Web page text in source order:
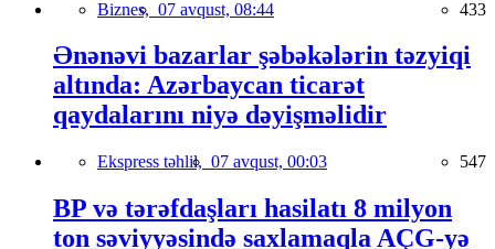
Biznes, 07 avqust, 08:44 433
Ənənəvi bazarlar şəbəkələrin təzyiqi
altında: Azərbaycan ticarət
qaydalarını niyə dəyişməlidir
Ekspress təhlil, 07 avqust, 00:03 547
BP və tərəfdaşları hasilatı 8 milyon
ton səviyyəsində saxlamaqla AÇG-yə